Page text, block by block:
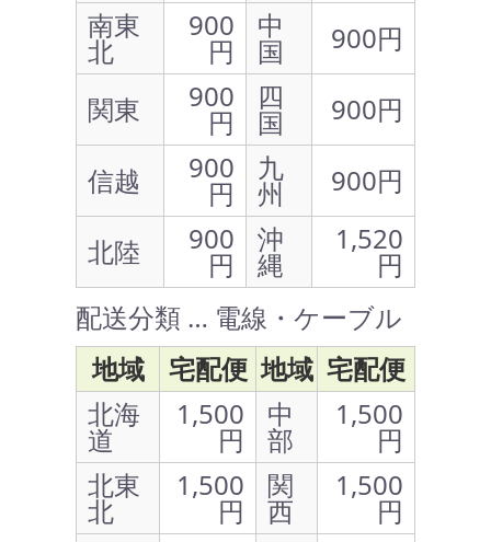
南東
北
900
円
中
国
900円
関東
900
円
四
国
900円
信越
900
円
九
州
900円
北陸
900
円
沖
縄
1,520
円
配送分類 … 電線・ケーブル
地域
宅配便 地域 宅配便
北海
道
1,500
円
中
部
1,500
円
北東
北
1,500
円
関
西
1,500
円